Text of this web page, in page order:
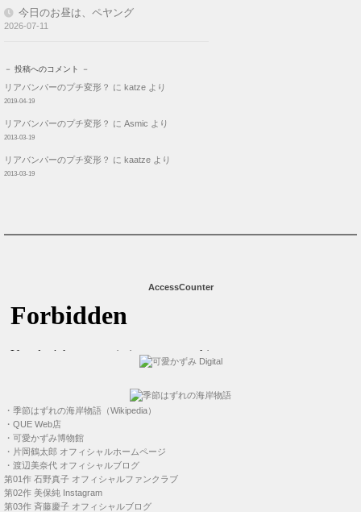
今日のお昼は、ペヤング
2026-07-11
－ 投稿へのコメント －
リアバンパーのプチ変形？ に katze より
2019-04-19
リアバンパーのプチ変形？ に Asmic より
2013-03-19
リアバンパーのプチ変形？ に kaatze より
2013-03-19
AccessCounter
・ 季節はずれの海岸物語（Wikipedia）
・ QUE Web店
・ 可愛かずみ博物館
・ 片岡鶴太郎 オフィシャルホームページ
・ 渡辺美奈代 オフィシャルブログ
第01作 石野真子 オフィシャルファンクラブ
第02作 美保純 Instagram
第03作 斉藤慶子 オフィシャルブログ